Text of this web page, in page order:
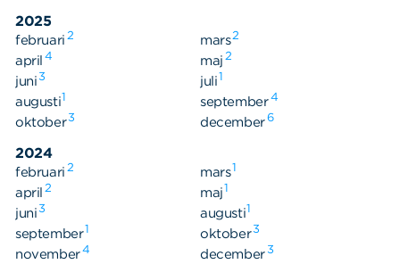
2025
februari 2 mars2
april 4 maj 2
juni3 juli1
augusti1 september4
oktober3 december6
2024
februari 2 mars1
april 2 maj1
juni3 augusti1
september1 oktober3
november4 december3